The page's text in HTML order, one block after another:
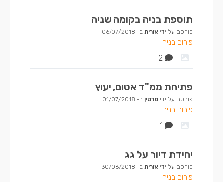
תוספת בניה בקומה שניה
פורסם על ידי אורית ב- 06/07/2018
פורום בניה
2
פתיחת ממ"ד אטום, יעוץ
פורסם על ידי מרטין ב- 01/07/2018
פורום בניה
1
יחידת דיור על גג
פורסם על ידי אורית ב- 30/06/2018
פורום בניה